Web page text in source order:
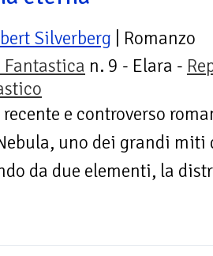
Silverberg | Romanzo
Fantastica n. 9 - Elara -
e controverso
uno dei grandi
da due elementi, la